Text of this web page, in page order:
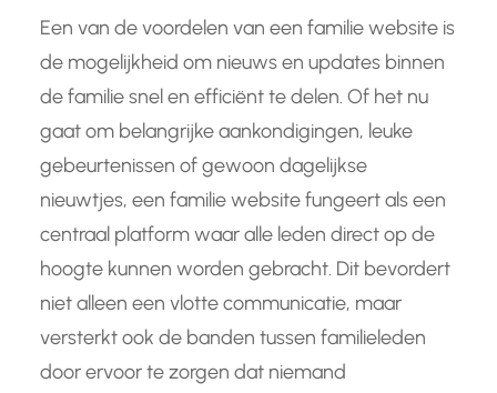
Een van de voordelen van een familie website is
de mogelijkheid om nieuws en updates binnen
de familie snel en efficiënt te delen. Of het nu
gaat om belangrijke aankondigingen, leuke
gebeurtenissen of gewoon dagelijkse
nieuwtjes, een familie website fungeert als een
centraal platform waar alle leden direct op de
hoogte kunnen worden gebracht. Dit bevordert
niet alleen een vlotte communicatie, maar
versterkt ook de banden tussen familieleden
door ervoor te zorgen dat niemand